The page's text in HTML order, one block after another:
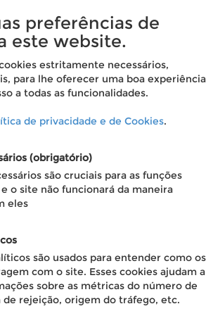
preferências de
este website.
estritamente necessários,
para lhe oferecer uma boa experiência
a todas as funcionalidades.
de privacidade e de Cookies.
(obrigatório)
são cruciais para as funções
o site não funcionará da maneira
eles
são usados para entender como os
com o site. Esses cookies ajudam a
sobre as métricas do número de
de rejeição, origem do tráfego, etc.